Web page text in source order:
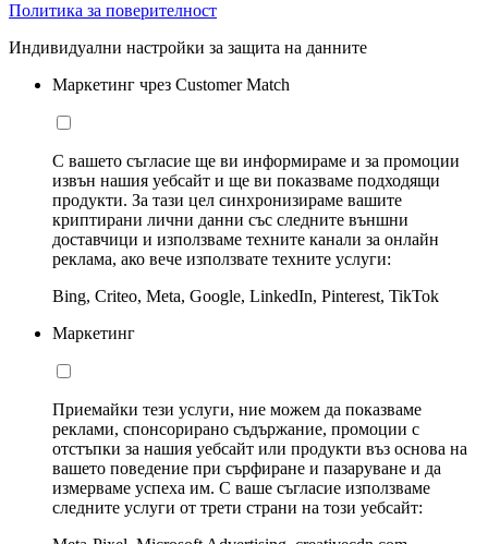
Политика за поверителност
Индивидуални настройки за защита на данните
Маркетинг чрез Customer Match
С вашето съгласие ще ви информираме и за промоции
извън нашия уебсайт и ще ви показваме подходящи
продукти. За тази цел синхронизираме вашите
криптирани лични данни със следните външни
доставчици и използваме техните канали за онлайн
реклама, ако вече използвате техните услуги:
Bing, Criteo, Meta, Google, LinkedIn, Pinterest, TikTok
Маркетинг
Приемайки тези услуги, ние можем да показваме
реклами, спонсорирано съдържание, промоции с
отстъпки за нашия уебсайт или продукти въз основа на
вашето поведение при сърфиране и пазаруване и да
измерваме успеха им. С ваше съгласие използваме
следните услуги от трети страни на този уебсайт: